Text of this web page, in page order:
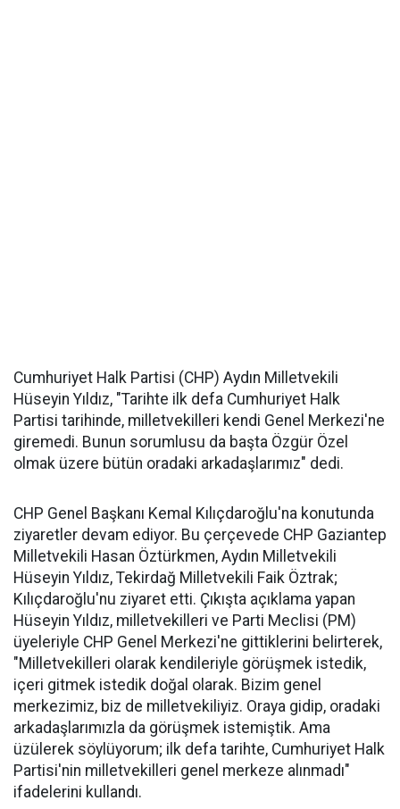
Cumhuriyet Halk Partisi (CHP) Aydın Milletvekili
Hüseyin Yıldız, "Tarihte ilk defa Cumhuriyet Halk
Partisi tarihinde, milletvekilleri kendi Genel Merkezi'ne
giremedi. Bunun sorumlusu da başta Özgür Özel
olmak üzere bütün oradaki arkadaşlarımız" dedi.
CHP Genel Başkanı Kemal Kılıçdaroğlu'na konutunda
ziyaretler devam ediyor. Bu çerçevede CHP Gaziantep
Milletvekili Hasan Öztürkmen, Aydın Milletvekili
Hüseyin Yıldız, Tekirdağ Milletvekili Faik Öztrak;
Kılıçdaroğlu'nu ziyaret etti. Çıkışta açıklama yapan
Hüseyin Yıldız, milletvekilleri ve Parti Meclisi (PM)
üyeleriyle CHP Genel Merkezi'ne gittiklerini belirterek,
"Milletvekilleri olarak kendileriyle görüşmek istedik,
içeri gitmek istedik doğal olarak. Bizim genel
merkezimiz, biz de milletvekiliyiz. Oraya gidip, oradaki
arkadaşlarımızla da görüşmek istemiştik. Ama
üzülerek söylüyorum; ilk defa tarihte, Cumhuriyet Halk
Partisi'nin milletvekilleri genel merkeze alınmadı"
ifadelerini kullandı.